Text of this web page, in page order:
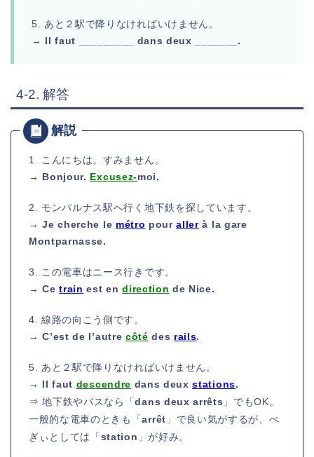
5. あと２駅で降りなければいけません。
→ Il faut _________ dans deux _______.
4-2. 解答
1. こんにちは。すみません。
→ Bonjour. Excusez-moi.
2. モンパルナス駅へ行く地下鉄を探しています。
→ Je cherche le métro pourallerà la gare
Montparnasse.
3. この電車はニース行きです。
→ Cetrain est endirection de Nice.
4. 線路の向こう側です。
→ C’est de l’autre côté des rails.
5. あと２駅で降りなければいけません。
→ Il faut descendre dans deuxstations.
⇒ 地下鉄やバスなら「dans deux arrêts 」でもOK。
一般的な電車のときも「arrêt 」で良い気がするが、ぺ
ぎぃとしては「station 」が好み。